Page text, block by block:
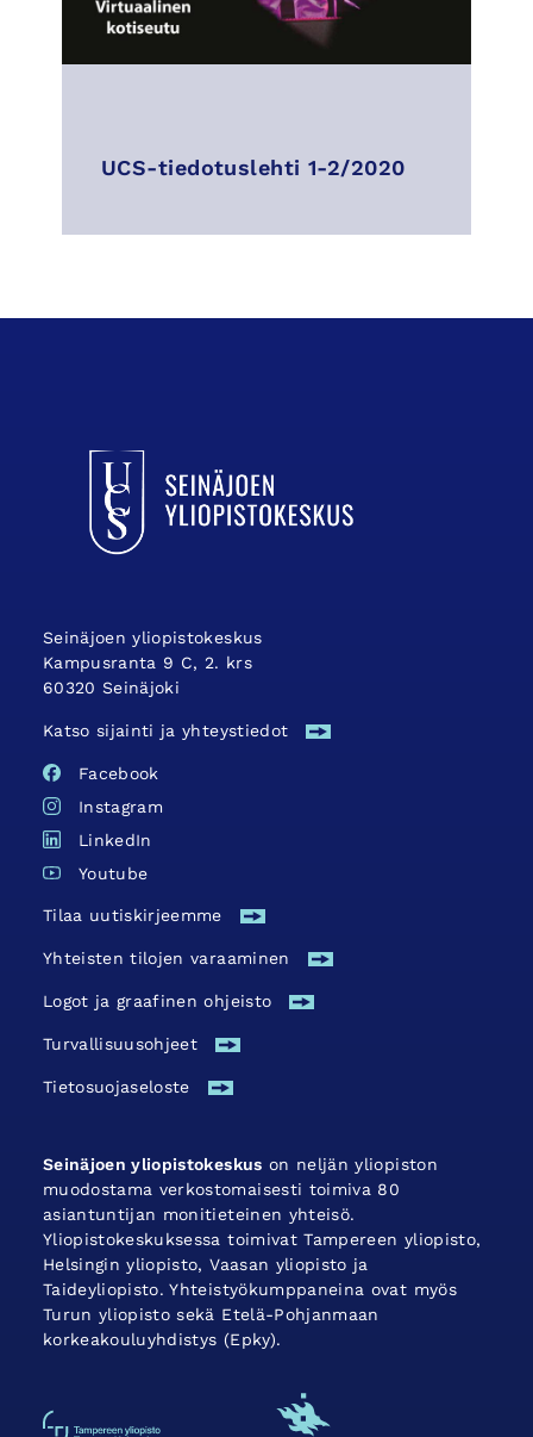
UCS-tiedotuslehti 1-2/2020
Seinäjoen yliopistokeskus
Kampusranta 9 C, 2. krs
60320 Seinäjoki
Katso sijainti ja yhteystiedot
Facebook
Instagram
LinkedIn
Youtube
Tilaa uutiskirjeemme
Yhteisten tilojen varaaminen
Logot ja graafinen ohjeisto
Turvallisuus­ohjeet
Tietosuojaseloste
Seinäjoen yliopistokeskus on neljän yliopiston
muodostama verkostomaisesti toimiva 80
asiantuntijan monitieteinen yhteisö.
Yliopistokeskuksessa toimivat Tampereen yliopisto,
Helsingin yliopisto, Vaasan yliopisto ja
Taideyliopisto. Yhteistyökumppaneina ovat myös
Turun yliopisto sekä Etelä-Pohjanmaan
korkeakouluyhdistys (Epky).